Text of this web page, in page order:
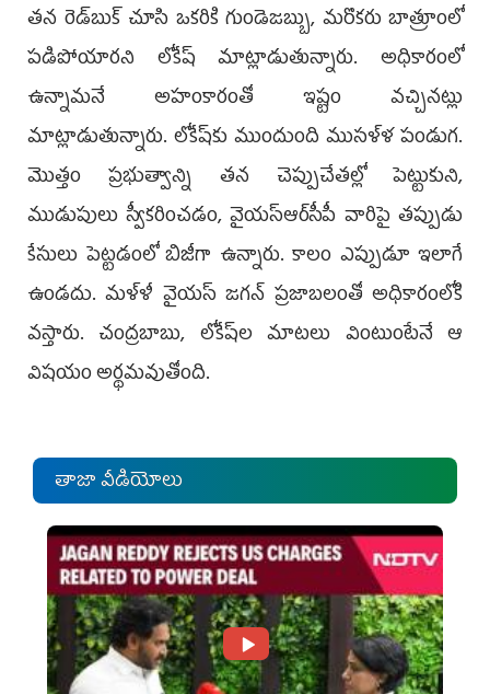
తన రెడ్‌బుక్ చూసి ఒకరికి గుండెజబ్బు, మరొకరు బాత్రూంలో
పడిపోయారని లోకేష్ మాట్లాడుతున్నారు. అధికారంలో
ఉన్నామనే అహంకారంతో ఇష్టం వచ్చినట్లు
మాట్లాడుతున్నారు. లోకేష్‌కు ముందుంది ముసళ్ళ పండుగ.
మొత్తం ప్రభుత్వాన్ని తన చెప్పుచేతల్లో పెట్టుకుని,
ముడుపులు స్వీకరించడం, వైయస్ఆర్‌సీపీ వారిపై తప్పుడు
కేసులు పెట్టడంలో బిజీగా ఉన్నారు. కాలం ఎప్పుడూ ఇలాగే
ఉండదు. మళ్ళీ వైయస్ జగన్ ప్రజాబలంతో అధికారంలోకి
వస్తారు. చంద్రబాబు, లోకేష్‌ల మాటలు వింటుంటేనే ఆ
విషయం అర్థమవుతోంది.
తాజా వీడియోలు